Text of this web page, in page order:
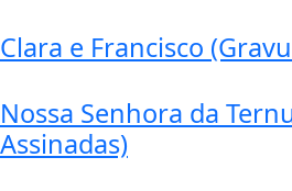
Clara e Francisco
Nossa Senhora da
Assinadas)